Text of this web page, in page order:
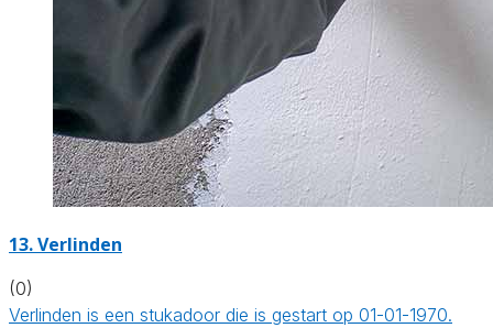
13. Verlinden
(0)
Verlinden is een stukadoor die is gestart op 01-01-1970.